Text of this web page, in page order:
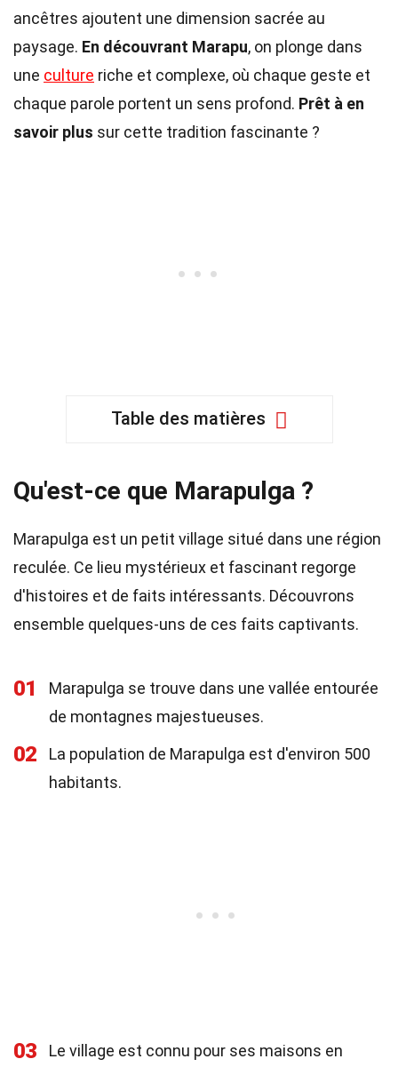
ancêtres ajoutent une dimension sacrée au
paysage. En découvrant Marapu, on plonge dans
une culture riche et complexe, où chaque geste et
chaque parole portent un sens profond. Prêt à en
savoir plus sur cette tradition fascinante ?
Table des matières
Qu'est-ce que Marapulga ?
Marapulga est un petit village situé dans une région
reculée. Ce lieu mystérieux et fascinant regorge
d'histoires et de faits intéressants. Découvrons
ensemble quelques-uns de ces faits captivants.
01
Marapulga se trouve dans une vallée entourée
de montagnes majestueuses.
02
La population de Marapulga est d'environ 500
habitants.
03
Le village est connu pour ses maisons en